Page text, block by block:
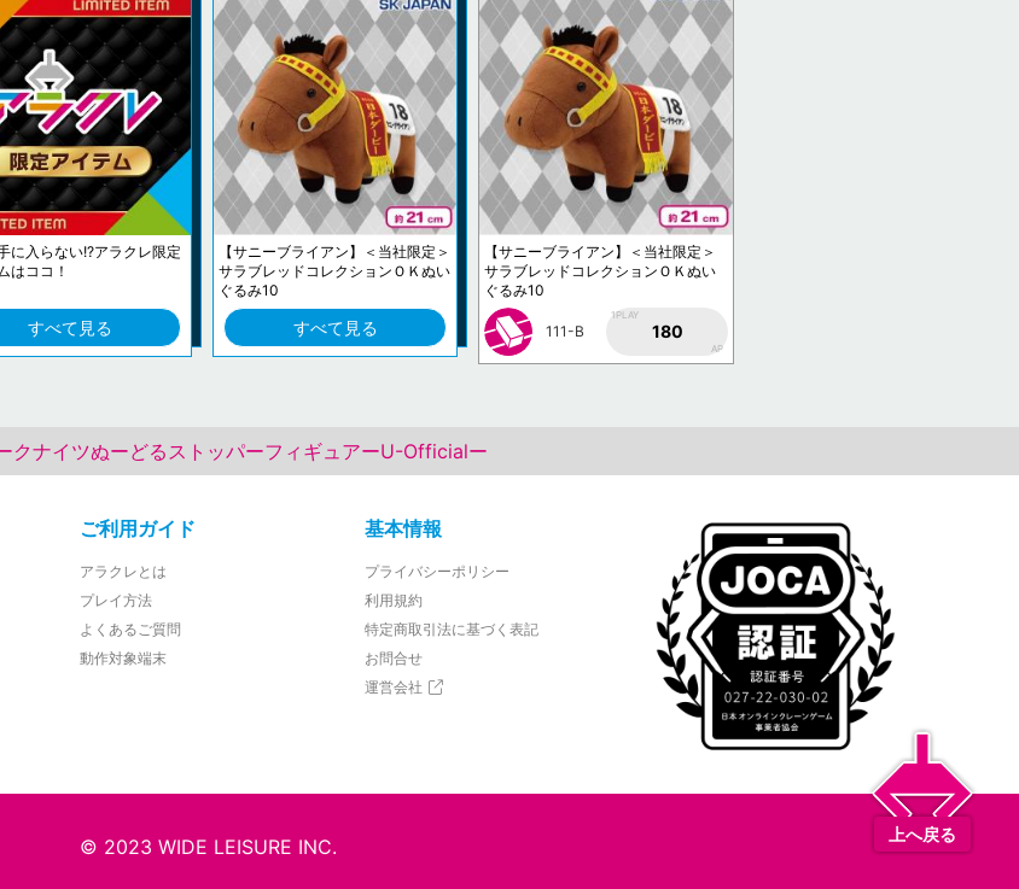
に入らない!?アラクレ限定
はココ！
すべて見る
【サニーブライアン】＜当社限定＞
サラブレッドコレクションＯＫぬい
ぐるみ10
すべて見る
【サニーブライアン】＜当社限定＞
サラブレッドコレクションＯＫぬい
ぐるみ10
111-B
1PLAY
180
AP
クナイツぬーどるストッパーフィギュアーU-Officialー
ご利用ガイド
アラクレとは
プレイ方法
よくあるご質問
動作対象端末
基本情報
プライバシーポリシー
利用規約
特定商取引法に基づく表記
お問合せ
運営会社
© 2023 WIDE LEISURE INC.
上へ戻る